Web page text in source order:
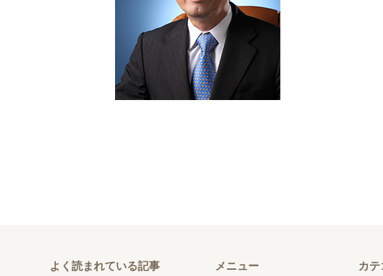
よく読まれている記事 メニュー カ